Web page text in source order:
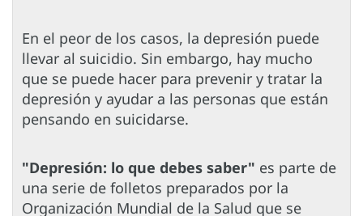
En el peor de los casos, la depresión puede
llevar al suicidio. Sin embargo, hay mucho
que se puede hacer para prevenir y tratar la
depresión y ayudar a las personas que están
pensando en suicidarse.
"Depresión: lo que debes saber" es parte de
una serie de folletos preparados por la
Organización Mundial de la Salud que se